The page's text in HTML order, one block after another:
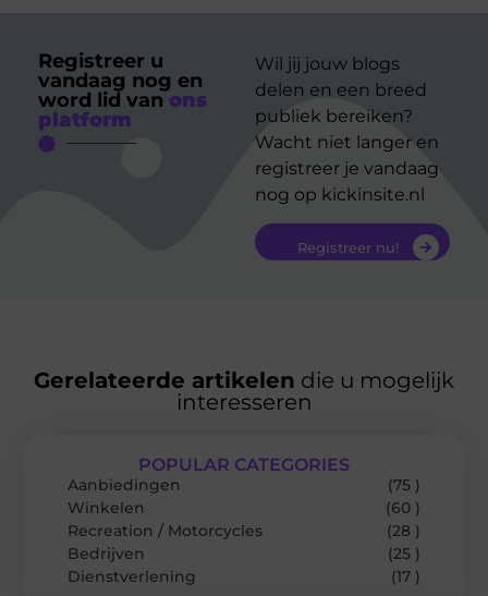
Registreer u
vandaag nog en
word lid van ons
platform
Wil jij jouw blogs
delen en een breed
publiek bereiken?
Wacht niet langer en
registreer je vandaag
nog op kickinsite.nl
Registreer nu!
Gerelateerde artikelen die u mogelijk
interesseren
POPULAR CATEGORIES
Aanbiedingen
(75 )
Winkelen
(60 )
Recreation / Motorcycles
(28 )
Bedrijven
(25 )
Dienstverlening
(17 )